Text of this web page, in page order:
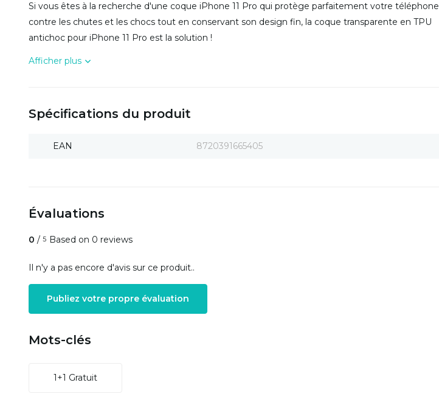
Si vous êtes à la recherche d'une coque iPhone 11 Pro qui protège parfaitement votre téléphone
contre les chutes et les chocs tout en conservant son design fin, la coque transparente en TPU
antichoc pour iPhone 11 Pro est la solution !
Afficher plus
Spécifications du produit
EAN 8720391665405
Évaluations
0 / 5 Based on 0 reviews
Il n'y a pas encore d'avis sur ce produit..
Publiez votre propre évaluation
Mots-clés
1+1 Gratuit